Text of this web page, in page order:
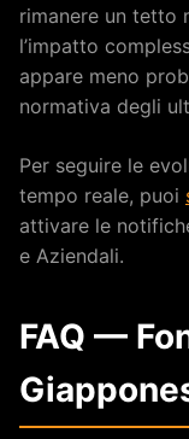
rimanere un tetto
l’impatto
appare meno
normativa degli
Per seguire le
tempo reale, puoi
attivare le
e Aziendali.
FAQ —